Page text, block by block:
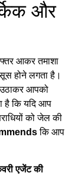
और
आकर तमाशा
होने लगता है।
उठाकर आपको
है कि यदि आप
को जेल की
कि आप
एजेंट की